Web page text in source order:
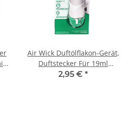
Air Wick Duftölflakon-Gerät,
Duftstecker Für 19ml
Nachfüllflakons
2,95 € *